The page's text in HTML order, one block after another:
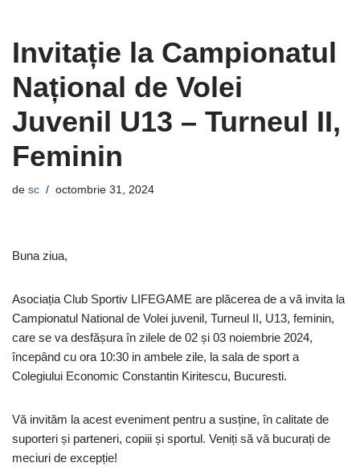
Invitație la Campionatul
Național de Volei
Juvenil U13 – Turneul II,
Feminin
de sc octombrie 31, 2024
Buna ziua,
Asociația Club Sportiv LIFEGAME are plăcerea de a vă invita la
Campionatul National de Volei juvenil, Turneul II, U13, feminin,
care se va desfășura în zilele de 02 și 03 noiembrie 2024,
începând cu ora 10:30 in ambele zile, la sala de sport a
Colegiului Economic Constantin Kiritescu, Bucuresti.
Vă invităm la acest eveniment pentru a susține, în calitate de
suporteri și parteneri, copiii și sportul. Veniți să vă bucurați de
meciuri de excepție!